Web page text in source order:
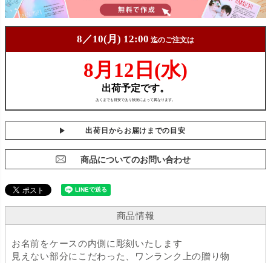
出荷日からお届けまでの目安
商品についてのお問い合わせ
商品情報
お名前をケースの内側に彫刻いたします
見えない部分にこだわった、ワンランク上の贈り物